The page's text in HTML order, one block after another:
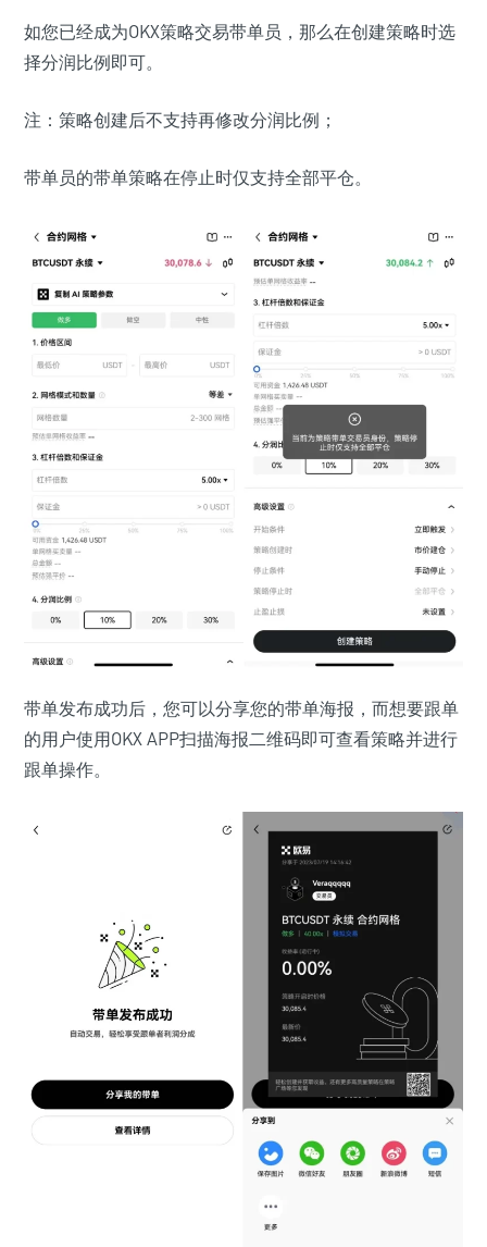
如您已经成为OKX策略交易带单员，那么在创建策略时选
择分润比例即可。
注：策略创建后不支持再修改分润比例；
带单员的带单策略在停止时仅支持全部平仓。
带单发布成功后，您可以分享您的带单海报，而想要跟单
的用户使用OKX APP扫描海报二维码即可查看策略并进行
跟单操作。